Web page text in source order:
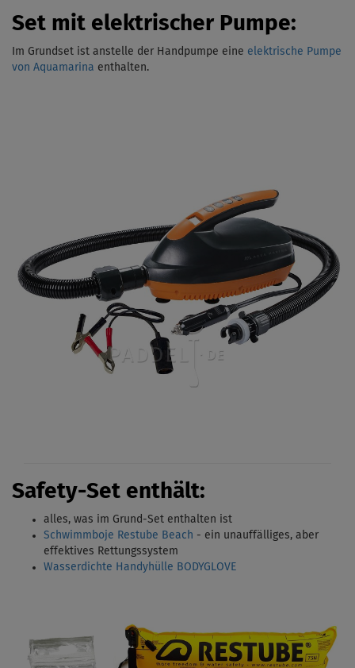
Set mit elektrischer Pumpe:
Im Grundset ist anstelle der Handpumpe eine elektrische Pumpe
von Aquamarina enthalten.
Safety-Set enthält:
alles, was im Grund-Set enthalten ist
Schwimmboje Restube Beach - ein unauffälliges, aber
effektives Rettungssystem
Wasserdichte Handyhülle BODYGLOVE